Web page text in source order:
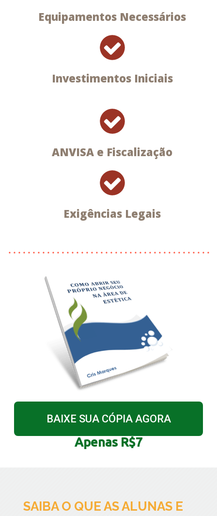
Equipamentos Necessários
Investimentos Iniciais
ANVISA e Fiscalização
Exigências Legais
BAIXE SUA CÓPIA AGORA
Apenas R$7
SAIBA O QUE AS ALUNAS E